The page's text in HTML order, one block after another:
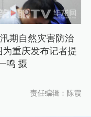
期自然灾害防治
重庆发布记者提
鸣 摄
责任编辑：陈霞